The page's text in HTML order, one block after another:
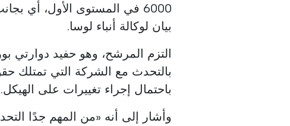
6000 في المستوى الأول، أي
بيان لوكالة أنباء لوسا.
التزم المرشح، وهو حفيد دوارتي
بالتحدث مع الشركة التي تمتلك
باحتمال إجراء تغييرات على الهيكل.
وأشار إلى أنه «من المهم جدًا